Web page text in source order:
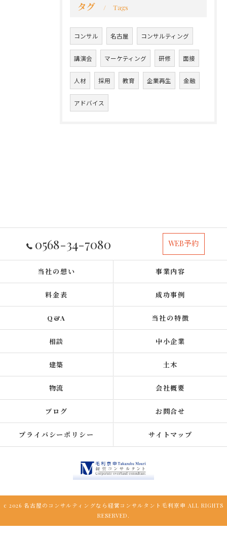
タグ Tags
コンサル 名古屋 コンサルティング
講演会 マーケティング 研修 面接
人材 採用 教育 企業再生 金融
アドバイス
0568-34-7080 WEB予約
当社の想い 事業内容
料金表 成功事例
Q&A 当社の特徴
相談 中小企業
建築 土木
物流 会社概要
ブログ お問合せ
プライバシーポリシー サイトマップ
c 2026 名古屋のコンサルティングなら経営コンサルタント毛利京申 ALL RIGHTS
RESERVED.